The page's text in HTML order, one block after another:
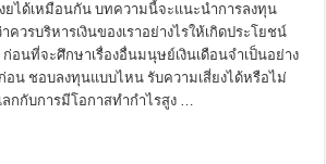
งยได้เหมือนกัน บทความนี้จะแนะนำการลงทุน
ควรบริหารเงินของเราอย่างไรให้เกิดประโยชน์
ก่อนที่จะศึกษาเรื่องอื่นมนุษย์เงินเดือนจำเป็นอย่าง
อน ชอบลงทุนแบบไหน รับความเสี่ยงได้หรือไม่
กกับการมีโอกาสทำกำไรสูง …